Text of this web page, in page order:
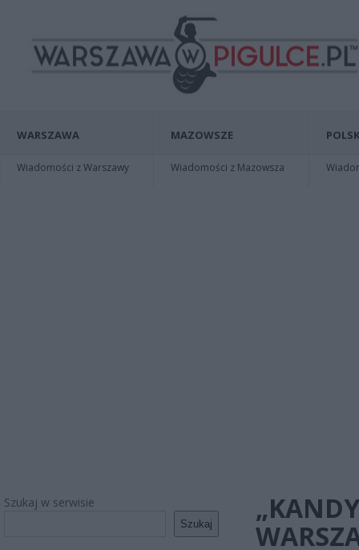
WARSZAWA
Wiadomości z Warszawy
MAZOWSZE
Wiadomości z Mazowsza
Szukaj w serwisie
Szukaj